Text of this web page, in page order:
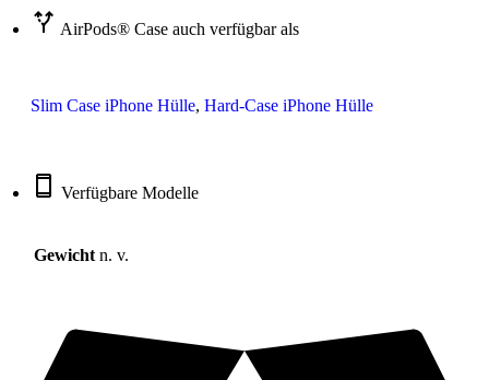
AirPods® Case auch verfügbar als
Slim Case iPhone Hülle, Hard-Case iPhone Hülle
Verfügbare Modelle
Gewicht n. v.